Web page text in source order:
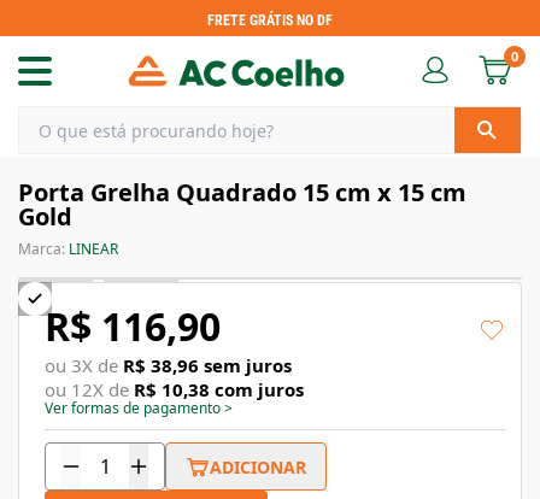
FRETE GRÁTIS NO DF
0
Porta Grelha Quadrado 15 cm x 15 cm
Gold
Marca: LINEAR
R$ 116,90
ou 3X de R$ 38,96 sem juros
ou 12X de R$ 10,38 com juros
Ver formas de pagamento>
ADICIONAR